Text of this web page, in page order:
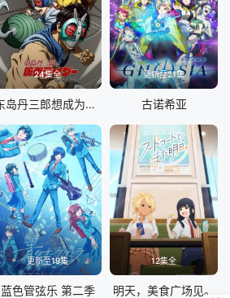
24集全
东岛丹三郎想成为假面骑士
更新至21集
古诺希亚
更新至19集
蓝色管弦乐 第二季
12集全
明天，美食广场见。